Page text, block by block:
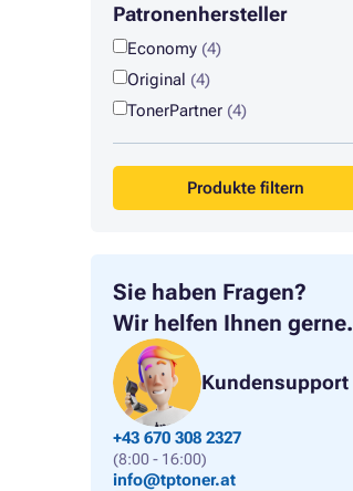
Patronenhersteller
Economy (4)
Original (4)
TonerPartner (4)
Produkte filtern
Sie haben Fragen?
Wir helfen Ihnen gerne.
Kundensupport
+43 670 308 2327
(8:00 - 16:00)
info@tptoner.at